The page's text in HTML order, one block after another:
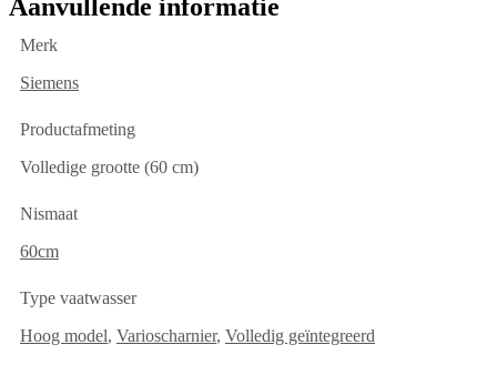
Aanvullende informatie
Merk
Siemens
Productafmeting
Volledige grootte (60 cm)
Nismaat
60cm
Type vaatwasser
Hoog model, Varioscharnier, Volledig geïntegreerd